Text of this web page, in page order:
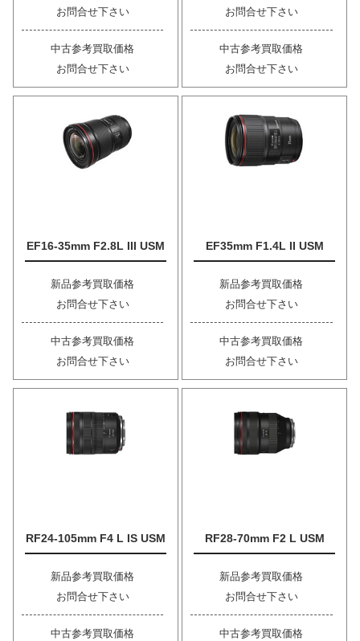
お問合せ下さい
中古参考買取価格
お問合せ下さい
お問合せ下さい
中古参考買取価格
お問合せ下さい
EF16-35mm F2.8L III USM
新品参考買取価格
お問合せ下さい
中古参考買取価格
お問合せ下さい
EF35mm F1.4L II USM
新品参考買取価格
お問合せ下さい
中古参考買取価格
お問合せ下さい
RF24-105mm F4 L IS USM
新品参考買取価格
お問合せ下さい
中古参考買取価格
RF28-70mm F2 L USM
新品参考買取価格
お問合せ下さい
中古参考買取価格